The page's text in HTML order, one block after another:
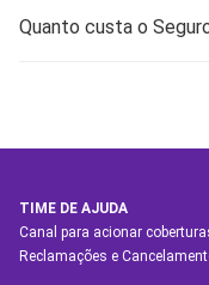
Quanto custa o
TIME DE AJUDA
Canal para acionar
Reclamações e